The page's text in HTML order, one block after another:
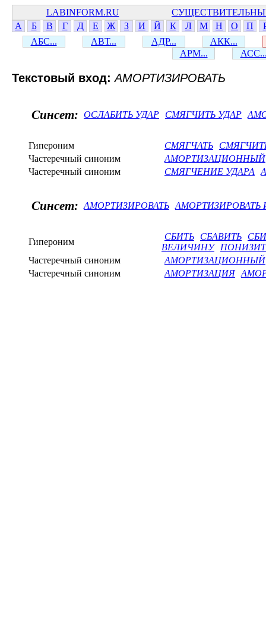
LABINFORM.RU
А
Б В Г Д Е Ж З И Й К Л М Н О П
АБС...
АВТ... АДР...
АКК...
АРМ...
Текстовый вход:АМОРТИЗИРОВАТЬ
Синсет: ОСЛАБИТЬ УДАР СМЯГЧИТЬ УДАР
Гипероним СМЯГЧАТЬ
Частеречный синоним
АМОРТИЗАЦИОННЫЙ
Частеречный синоним
СМЯГЧЕНИЕ УДАРА
Синсет: АМОРТИЗИРОВАТЬ
Гипероним
СБИТЬ СБАВИТЬ
ВЕЛИЧИНУ
Частеречный синоним
АМОРТИЗАЦИОННЫЙ
Частеречный синоним
АМОРТИЗАЦИЯ